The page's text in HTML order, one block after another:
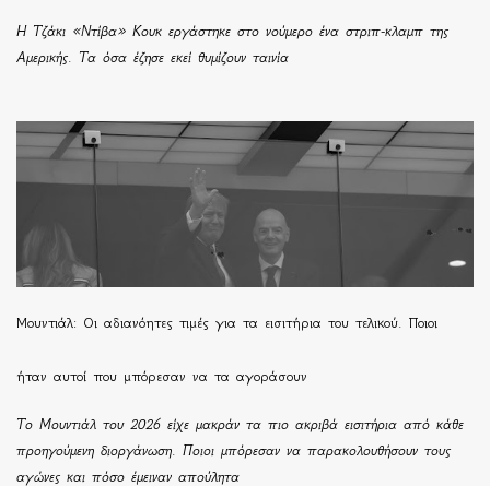
Η Τζάκι «Ντίβα» Κουκ εργάστηκε στο νούμερο ένα στριπ-κλαμπ της
Αμερικής. Τα όσα έζησε εκεί θυμίζουν ταινία
Μουντιάλ: Οι αδιανόητες τιμές για τα εισιτήρια του τελικού. Ποιοι
ήταν αυτοί που μπόρεσαν να τα αγοράσουν
Το Μουντιάλ του 2026 είχε μακράν τα πιο ακριβά εισιτήρια από κάθε
προηγούμενη διοργάνωση. Ποιοι μπόρεσαν να παρακολουθήσουν τους
αγώνες και πόσο έμειναν απούλητα